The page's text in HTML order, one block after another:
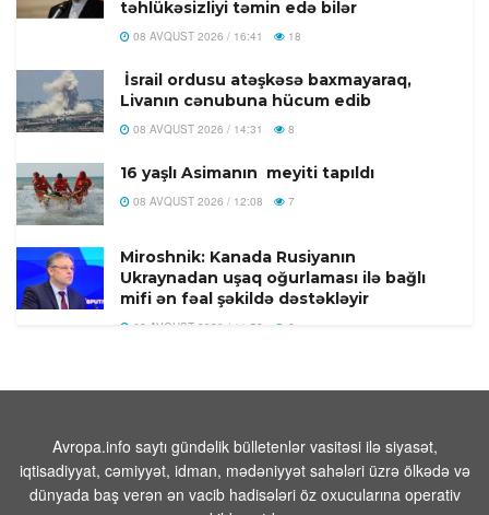
təhlükəsizliyi təmin edə bilər
08 AVQUST 2026 / 16:41 18
İsrail ordusu atəşkəsə baxmayaraq,
Livanın cənubuna hücum edib
08 AVQUST 2026 / 14:31 8
16 yaşlı Asimanın meyiti tapıldı
08 AVQUST 2026 / 12:08 7
Miroshnik: Kanada Rusiyanın
Ukraynadan uşaq oğurlaması ilə bağlı
mifi ən fəal şəkildə dəstəkləyir
08 AVQUST 2026 / 11:58 8
maddə ələ keçirilib
Tehranın buna münasibət bildirmə və
lazım gələrsə, üzr də istəməılidir
Avropa.info saytı gündəlik bülletenlər vasitəsi ilə siyasət,
iqtisadiyyat, cəmiyyət, idman, mədəniyyət sahələri üzrə ölkədə və
dünyada baş verən ən vacib hadisələri öz oxucularına operativ